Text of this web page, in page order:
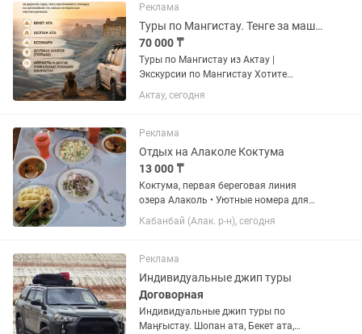
деловые мероприятия и форумы —...
Реклама
Туры по Мангистау. Тенге за машину
70 000 ₸
Туры по Мангистау из Актау |
Экскурсии по Мангистау Хотите
увидеть одно из самых красивых мест
Казахстана? Отправляйтесь в
уникальных пейзажей, древних
святынь и...
Актау, сегодня
Реклама
Отдых на Алаколе Коктума
13 000 ₸
Коктума, первая береговая линия
озера Алаколь • Уютные номера для
семейного отдыха. • Территория
утопает в зелени, поэтому даже летом
стоимость включено трёхразовое...
Кабанбай (Алак. р-н), сегодня
Реклама
Индивидуальные джип туры
Договорная
Индивидуальные джип туры по
Маңғыстау. Шопан ата, Бекет ата,